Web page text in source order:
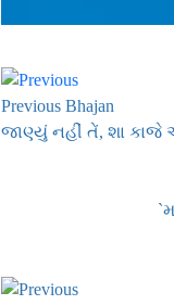
Previous Bhajan
જાણ્યું નહીં તેં, શા કાજે